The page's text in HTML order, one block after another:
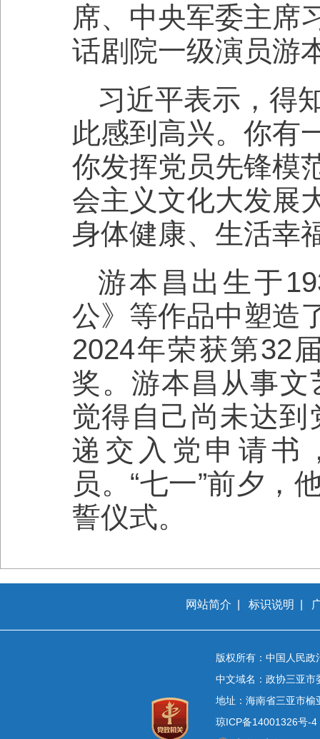
席、中央军委主席
话剧院一级演员游
习近平表示，得
此感到高兴。你有
你发挥党员先锋模
会主义文化大发展
身体健康、生活幸
游本昌出生于
公》等作品中塑造
2024年荣获第32
奖。游本昌从事
觉得自己尚未达
递交入党申请书
员。“七一”前夕，
誓仪式。
网站简介 标识说明
版权所有：中国人民
中文域名：政协三亚市
地址：海南省三亚市榆
琼ICP备14001326号-4